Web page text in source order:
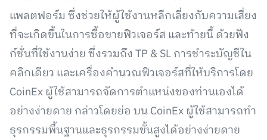
แพลตฟอร์ม ซึ่งช่วยให้ผู้ใช้งานหลีกเลี่ยงกับความเสี่ยง
ที่จะเกิดขึ้นในการซื้อขายฟิวเจอร์ส และท้ายนี้ ด้วยฟัง
ก์ชั่นที่ใช้งานง่าย ซึ่งรวมถึง TP & SL การชำระบัญชีใน
คลิกเดียว และเครื่องคำนวณฟิวเจอร์สที่ให้บริการโดย
CoinEx ผู้ใช้สามารถจัดการตำแหน่งของท่านเองได้
อย่างง่ายดาย กล่าวโดยย่อ บน CoinEx ผู้ใช้สามารถทำ
ธุรกรรมพื้นฐานและธุรกรรมขั้นสูงได้อย่างง่ายดาย